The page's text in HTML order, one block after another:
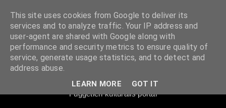
Súgópéldány
Független kulturális portál
This site uses cookies from Google to deliver its
services and to analyze traffic. Your IP address and
user-agent are shared with Google along with
performance and security metrics to ensure quality of
service, generate usage statistics, and to detect and
address abuse.
LEARN MORE GOT IT